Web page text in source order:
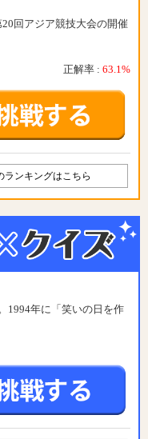
回アジア競技大会の開催
正解率 : 63.1%
ランキングはこちら
1994年に「笑いの日を作